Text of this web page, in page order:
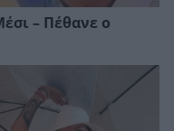
– Πέθανε ο